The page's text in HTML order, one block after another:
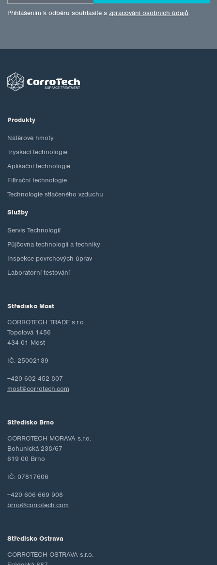
Přihlášením k odběru souhlasíte s zpracování osobních údajů.
Produkty
Nátěrové hmoty
Tryskací technologie
Aplikační technologie
Filtrační technologie
Technologie stlačeného vzduchu
Služby
Servis Technologií
Půjčovna technologií a techniky
Inspekce povrchových úprav
Laboratorní testování
Středisko Most
CORROTECH TRADE s.r.o.
Topolová 1456
434 01 Most
IČ: 25002139
+420 602 452 807
most@corrotech.com
Středisko Brno
CORROTECH MORAVA s.r.o.
Bohunická 238/67
619 00 Brno
IČ: 07817606
+420 606 669 908
brno@corrotech.com
Středisko Ostrava
CORROTECH OSTRAVA s.r.o.